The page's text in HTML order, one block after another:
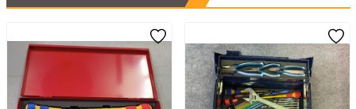
Khả năng cắt: Thép không gỉ-1.0mm, sắt mềm-
2.0mm, đồng-2.6mm, dây xoắn-2.0mm²
Chiều dài: 157mm
Khối lượng: 125g